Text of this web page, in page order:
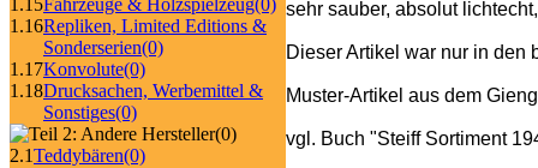
1.15Fahrzeuge & Holzspielzeug(0)
1.16Repliken, Limited Editions &
Sonderserien(0)
1.17Konvolute(0)
1.18Drucksachen, Werbemittel &
Sonstiges(0)
(0)
2.1Teddybären(0)
sehr sauber, absolut
Dieser Artikel war nur in den
Muster-Artikel aus dem
vgl. Buch "Steiff Sortiment